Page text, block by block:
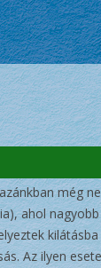
még
ahol
Az ilyen